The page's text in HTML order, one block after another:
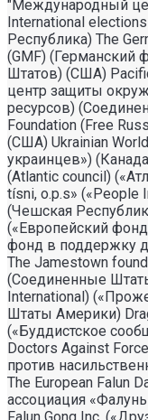
"Международный
International
Республика) The
(GMF)
Штатов) (США)
центр защиты
ресурсов)
Foundation (Free
(США) Ukrainian
украинцев»)
(Atlantic council)
tísni, o.p.s» («People
(Чешская
(«Европейский
фонд в поддержку
The Jamestown
(Соединенные
International)
Штаты Америки)
(«Буддистское
Doctors Against
против
The European Falun
ассоциация